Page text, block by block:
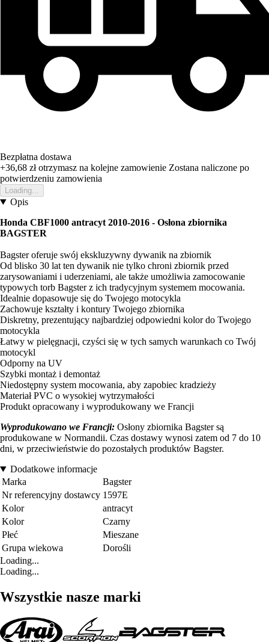
Bezpłatna dostawa
+36,68 złotrzymasz na kolejne zamowienie Zostana naliczone po
potwierdzeniu zamowienia
Loading...
Opis
Honda CBF1000 antracyt 2010-2016 - Osłona zbiornika
BAGSTER
Bagster oferuje swój ekskluzywny dywanik na zbiornik
Od blisko 30 lat ten dywanik nie tylko chroni zbiornik przed
zarysowaniami i uderzeniami, ale także umożliwia zamocowanie
typowych torb Bagster z ich tradycyjnym systemem mocowania.
Idealnie dopasowuje się do Twojego motocykla
Zachowuje kształty i kontury Twojego zbiornika
Diskretny, prezentujący najbardziej odpowiedni kolor do Twojego
motocykla
Łatwy w pielęgnacji, czyści się w tych samych warunkach co Twój
motocykl
Odporny na UV
Szybki montaż i demontaż
Niedostępny system mocowania, aby zapobiec kradzieży
Materiał PVC o wysokiej wytrzymałości
Produkt opracowany i wyprodukowany we Francji
Wyprodukowano we Francji: Osłony zbiornika Bagster są
produkowane w Normandii. Czas dostawy wynosi zatem od 7 do 10
dni, w przeciwieństwie do pozostałych produktów Bagster.
Dodatkowe informacje
Marka
Bagster
Nr referencyjny dostawcy 1597E
Kolor
antracyt
Kolor
Czarny
Płeć
Mieszane
Grupa wiekowa
Dorośli
Loading...
Loading...
Wszystkie nasze marki